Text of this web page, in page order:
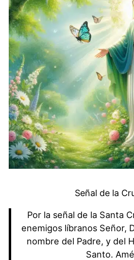
Señal de la
Por la señal de la Santa
enemigos líbranos Señor,
nombre del Padre, y del
Santo.